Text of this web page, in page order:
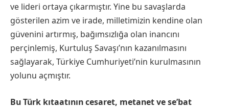
ve lideri ortaya çıkarmıştır. Yine bu savaşlarda
gösterilen azim ve irade, milletimizin kendine olan
güvenini artırmış, bağımsızlığa olan inancını
perçinlemiş, Kurtuluş Savaşı’nın kazanılmasını
sağlayarak, Türkiye Cumhuriyeti’nin kurulmasının
yolunu açmıştır.
Bu Türk kıtaatının cesaret, metanet ve se’bat